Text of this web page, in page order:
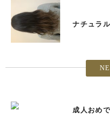
ナチュラ
成人おめ